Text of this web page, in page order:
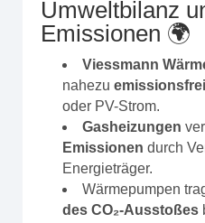
Umweltbilanz
Emissionen 🌍
Viessmann
nahezu emissionsfrei
oder PV-Strom.
Gasheizungen
Emissionen durch
Energieträger.
Wärmepumpen
des CO₂-Ausstoßes